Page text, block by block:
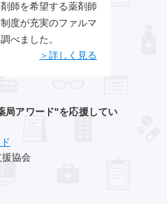
師を希望する薬剤師
度が充実のファルマ
べました。
＞詳しく見る
局アワード"を応援してい
協会